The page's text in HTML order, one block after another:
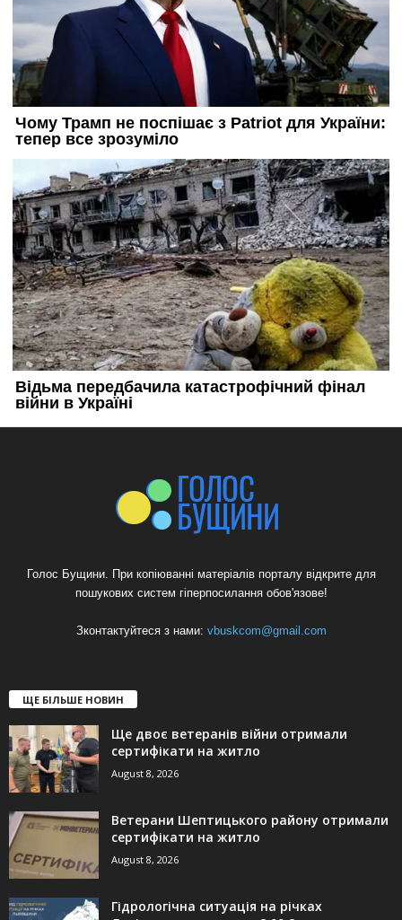
Голос Бущини. При копіюванні матеріалів порталу відкрите для
пошукових систем гіперпосилання обов'язове!
Зконтактуйтеся з нами: vbuskcom@gmail.com
ЩЕ БІЛЬШЕ НОВИН
Ще двоє ветеранів війни отримали
сертифікати на житло
August 8, 2026
Ветерани Шептицького району отримали
сертифікати на житло
August 8, 2026
Гідрологічна ситуація на річках